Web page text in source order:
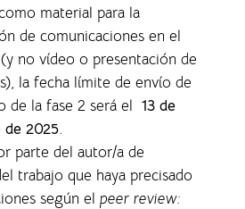
material para la
de comunicaciones en el
no vídeo o presentación de
la fecha límite de envío de
de la fase 2 será el 13 de
de 2025.
parte del autor/a de
trabajo que haya precisado
según el peer review: